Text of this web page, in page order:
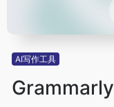
AI写作工具
Grammarly